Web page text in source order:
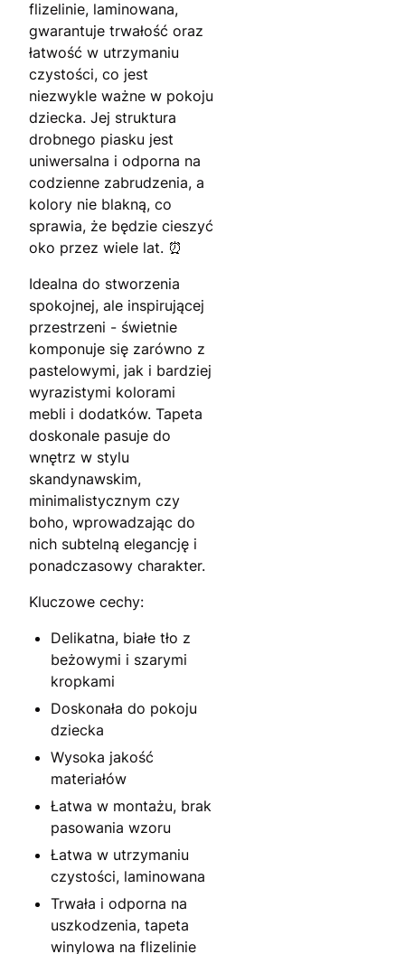
flizelinie, laminowana,
gwarantuje trwałość oraz
łatwość w utrzymaniu
czystości, co jest
niezwykle ważne w pokoju
dziecka. Jej struktura
drobnego piasku jest
uniwersalna i odporna na
codzienne zabrudzenia, a
kolory nie blakną, co
sprawia, że będzie cieszyć
oko przez wiele lat. ⏰
Idealna do stworzenia
spokojnej, ale inspirującej
przestrzeni - świetnie
komponuje się zarówno z
pastelowymi, jak i bardziej
wyrazistymi kolorami
mebli i dodatków. Tapeta
doskonale pasuje do
wnętrz w stylu
skandynawskim,
minimalistycznym czy
boho, wprowadzając do
nich subtelną elegancję i
ponadczasowy charakter.
Kluczowe cechy:
Delikatna, białe tło z
beżowymi i szarymi
kropkami
Doskonała do pokoju
dziecka
Wysoka jakość
materiałów
Łatwa w montażu, brak
pasowania wzoru
Łatwa w utrzymaniu
czystości, laminowana
Trwała i odporna na
uszkodzenia, tapeta
winylowa na flizelinie